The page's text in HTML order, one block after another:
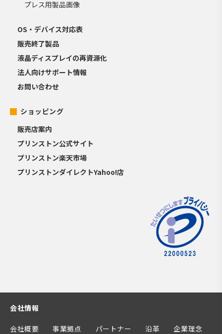
プレス用製品画像
OS・デバイス対応表
販売終了製品
液晶ディスプレイの再資源化
法人向けサポート情報
お問い合わせ
ショッピング
販売店案内
プリンストン公式サイト
プリンストン楽天市場
プリンストンダイレクトYahoo!店
会社情報
会社概要 事業拠点 パートナー 沿革 企業理念